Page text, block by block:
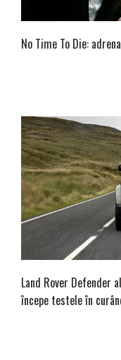
No Time To Die:
Land Rover
începe testele în